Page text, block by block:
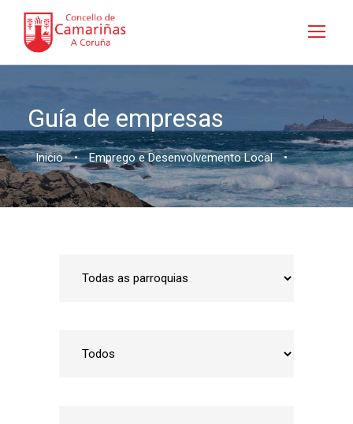
Guía de empresas
Inicio • Emprego e Desenvolvemento Local •